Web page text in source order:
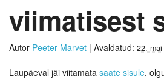
viimatisest
Autor Peeter Marvet | Avaldatud: 22.
Laupäeval jäi viitamata saate sisule,